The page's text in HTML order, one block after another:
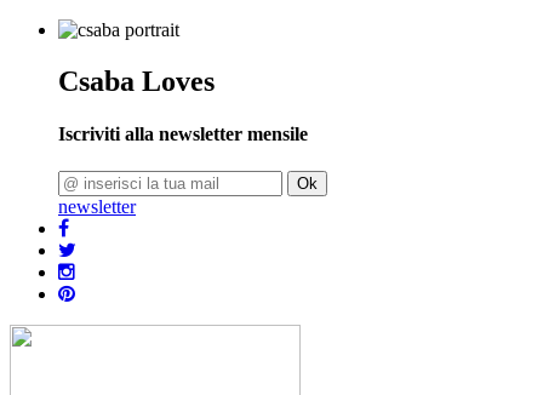
Csaba Loves
Iscriviti alla newsletter mensile
Ok
newsletter